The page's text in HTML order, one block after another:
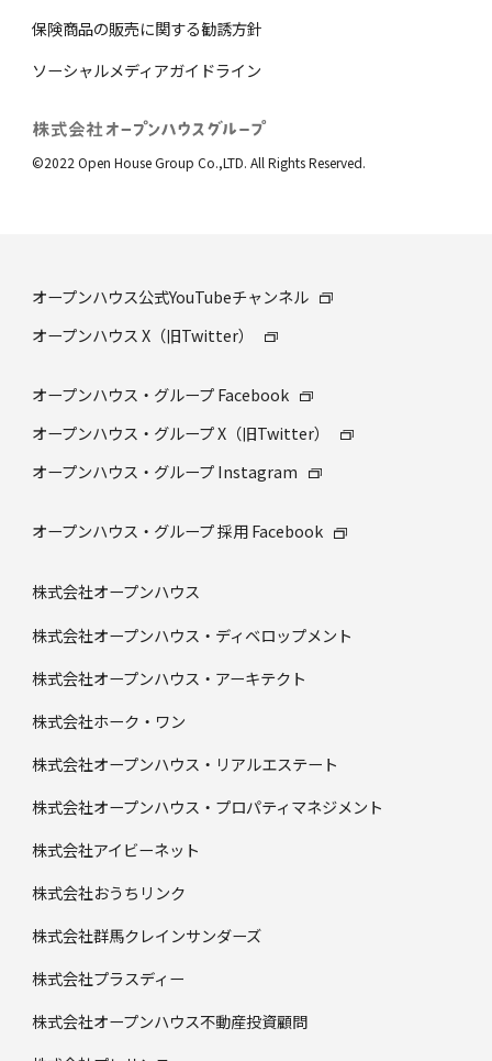
保険商品の販売に関する勧誘⽅針
ソーシャルメディアガイドライン
©2022 Open House Group Co.,LTD. All Rights Reserved.
オープンハウス公式YouTubeチャンネル
オープンハウス X（旧Twitter）
オープンハウス・グループ Facebook
オープンハウス・グループ X（旧Twitter）
オープンハウス・グループ Instagram
オープンハウス・グループ 採⽤ Facebook
株式会社オープンハウス
株式会社オープンハウス・ディベロップメント
株式会社オープンハウス・アーキテクト
株式会社ホーク・ワン
株式会社オープンハウス・リアルエステート
株式会社オープンハウス・プロパティマネジメント
株式会社アイビーネット
株式会社おうちリンク
株式会社群馬クレインサンダーズ
株式会社プラスディー
株式会社オープンハウス不動産投資顧問